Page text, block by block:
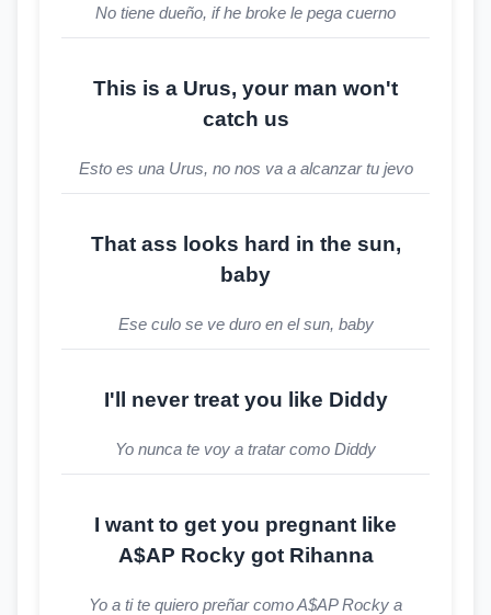
No tiene dueño, if he broke le pega cuerno
This is a Urus, your man won't
catch us
Esto es una Urus, no nos va a alcanzar tu jevo
That ass looks hard in the sun,
baby
Ese culo se ve duro en el sun, baby
I'll never treat you like Diddy
Yo nunca te voy a tratar como Diddy
I want to get you pregnant like
A$AP Rocky got Rihanna
Yo a ti te quiero preñar como A$AP Rocky a